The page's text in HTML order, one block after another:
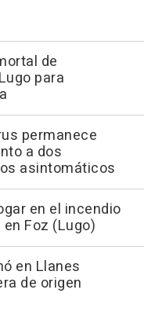
de
para
permanece
a dos
asintomáticos
en el incendio
Foz (Lugo)
en Llanes
de origen